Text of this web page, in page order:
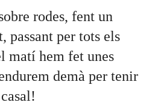
rodes, fent un
passant per tots els
matí hem fet unes
demà per tenir